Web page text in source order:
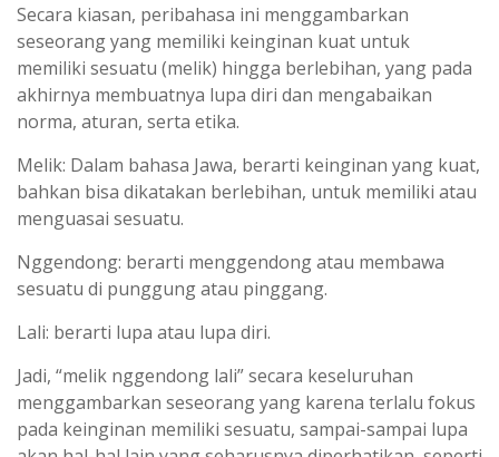
Secara kiasan, peribahasa ini menggambarkan
seseorang yang memiliki keinginan kuat untuk
memiliki sesuatu (melik) hingga berlebihan, yang pada
akhirnya membuatnya lupa diri dan mengabaikan
norma, aturan, serta etika.
Melik: Dalam bahasa Jawa, berarti keinginan yang kuat,
bahkan bisa dikatakan berlebihan, untuk memiliki atau
menguasai sesuatu.
Nggendong: berarti menggendong atau membawa
sesuatu di punggung atau pinggang.
Lali: berarti lupa atau lupa diri.
Jadi, “melik nggendong lali” secara keseluruhan
menggambarkan seseorang yang karena terlalu fokus
pada keinginan memiliki sesuatu, sampai-sampai lupa